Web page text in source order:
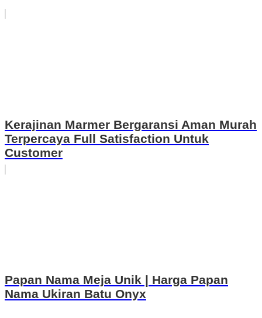
Kerajinan Marmer Bergaransi Aman Murah
Terpercaya Full Satisfaction Untuk
Customer
Papan Nama Meja Unik | Harga Papan
Nama Ukiran Batu Onyx